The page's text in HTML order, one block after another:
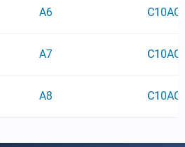
A6
A7
A8